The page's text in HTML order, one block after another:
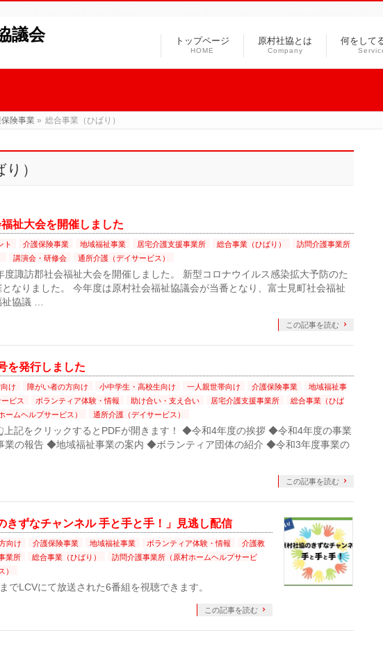
議会 トップページ
HOME
原村社協とは
Company
何をして
険事業 » 総合事業（ひばり）
）
祉大会を開催しました
ト 介護保険事業 地域福祉事業 居宅介護支援事業所 総合事業（ひばり）
訪問介護事業所
講演会・研修会 通所介護（デイサービス）
度諏訪郡社会福祉大会を開催しました。 新型コロナウイルス感染拡大予防のた
なりました。 今年度は原村社会福祉協議会が当番となり、富士見町社会福祉
祉協議 …
この記事を読む
を発行しました
け 障がい者の方向け 小中学生・高校生向け 一人親世帯向け 介護保険事業
地域福祉事
ビス ボランティア体験・情報 助け合い・支え合い 居宅介護支援事業所
総合事業（ひば
ームヘルプサービス） 通所介護（デイサービス）
上記をクリックするとPDFが開きます！ ◆令和4年度の挨拶 ◆令和4年度の事業
業の報告 ◆地域福祉事業の案内 ◆ボランティア団体の紹介 ◆令和3年度事業の
この記事を読む
きずなチャンネル 手と手と手！」見逃し配信
向け 介護保険事業 地域福祉事業 ボランティア体験・情報
介護教
業所 総合事業（ひばり）
訪問介護事業所（原村ホームヘルプサービ
）
でLCVにて放送された6番組を視聴できます。
この記事を読む